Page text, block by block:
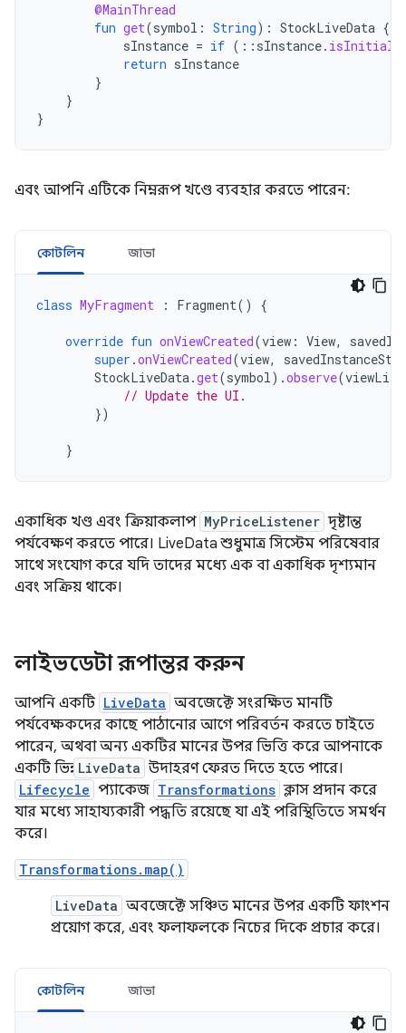
@MainThread
fun get(symbol : String): StockLiveData {
sInstance = if ( :: sInstance.
return sInstance
}
}
}
এবং আপনি এটিকে নিম্নরূপ খণ্ডে ব্যবহার করতে পারেন:
কোটলিন জাভা
class MyFragment : Fragment() {
override fun onViewCreated(view : View,
super .onViewCreated(view,
StockLiveData.get(symbol).observe(
// Update the UI.
})
}
একাধিক খণ্ড এবং ক্রিয়াকলাপ MyPriceListener দৃষ্টান্ত
পর্যবেক্ষণ করতে পারে। LiveData শুধুমাত্র সিস্টেম পরিষেবার
সাথে সংযোগ করে যদি তাদের মধ্যে এক বা একাধিক দৃশ্যমান
এবং সক্রিয় থাকে।
লাইভডেটা রূপান্তর করুন
আপনি একটি LiveData অবজেক্টে সংরক্ষিত মানটি
পর্যবেক্ষকদের কাছে পাঠানোর আগে পরিবর্তন করতে চাইতে
পারেন, অথবা অন্য একটির মানের উপর ভিত্তি করে আপনাকে
একটি ভিন্ন LiveData উদাহরণ ফেরত দিতে হতে পারে।
Lifecycle প্যাকেজ Transformations ক্লাস প্রদান করে
যার মধ্যে সাহায্যকারী পদ্ধতি রয়েছে যা এই পরিস্থিতিতে সমর্থন
করে।
Transformations.map()
LiveData অবজেক্টে সঞ্চিত মানের উপর একটি ফাংশন
প্রয়োগ করে, এবং ফলাফলকে নিচের দিকে প্রচার করে।
কোটলিন জাভা